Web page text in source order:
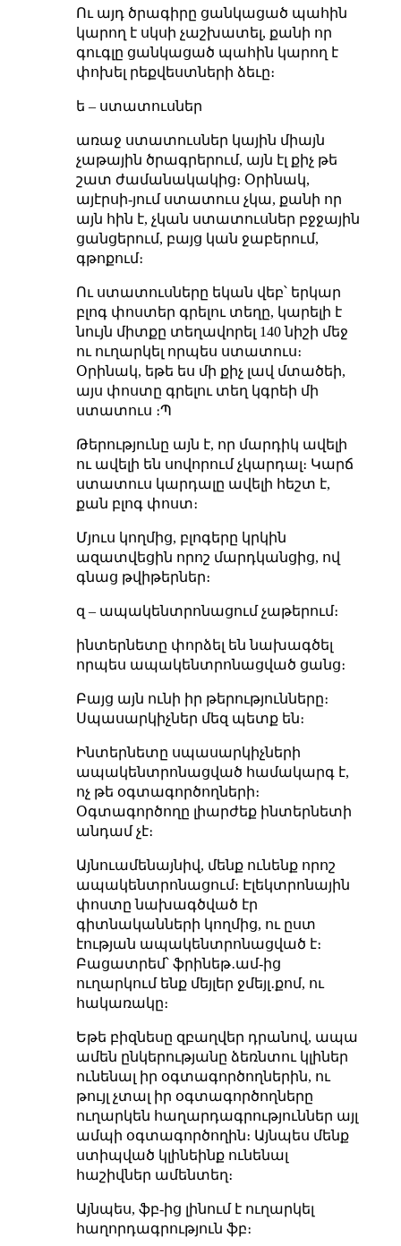
Ու այդ ծրագիրը ցանկացած պահին
կարող է սկսի չաշխատել, քանի որ
գուգլը ցանկացած պահին կարող է
փոխել րեքվեստների ձեւը։
ե – ստատուսներ
առաջ ստատուսներ կային միայն
չաթային ծրագրերում, այն էլ քիչ թե
շատ ժամանակակից։ Օրինակ,
այէրսի-յում ստատուս չկա, քանի որ
այն հին է, չկան ստատուսներ բջջային
ցանցերում, բայց կան ջաբերում,
գթոքում։
Ու ստատուսները եկան վեբ՝ երկար
բլոգ փոստեր գրելու տեղը, կարելի է
նույն միտքը տեղավորել 140 նիշի մեջ
ու ուղարկել որպես ստատուս։
Օրինակ, եթե ես մի քիչ լավ մտածեի,
այս փոստը գրելու տեղ կգրեի մի
ստատուս ։Պ
Թերությունը այն է, որ մարդիկ ավելի
ու ավելի են սովորում չկարդալ։ Կարճ
ստատուս կարդալը ավելի հեշտ է,
քան բլոգ փոստ։
Մյուս կողմից, բլոգերը կրկին
ազատվեցին որոշ մարդկանցից, ով
գնաց թվիթերներ։
զ – ապակենտրոնացում չաթերում։
ինտերնետը փորձել են նախագծել
որպես ապակենտրոնացված ցանց։
Բայց այն ունի իր թերությունները։
Սպասարկիչներ մեզ պետք են։
Ինտերնետը սպասարկիչների
ապակենտրոնացված համակարգ է,
ոչ թե օգտագործողների։
Օգտագործողը լիարժեք ինտերնետի
անդամ չէ։
Այնուամենայնիվ, մենք ունենք որոշ
ապակենտրոնացում։ Էլեկտրոնային
փոստը նախագծված էր
գիտնականների կողմից, ու ըստ
էության ապակենտրոնացված է։
Բացատրեմ՝ ֆրինեթ․ամ-ից
ուղարկում ենք մեյլեր ջմեյլ․քոմ, ու
հակառակը։
Եթե բիզնեսը զբաղվեր դրանով, ապա
ամեն ընկերությանը ձեռնտու կլիներ
ունենալ իր օգտագործողներին, ու
թույլ չտալ իր օգտագործողները
ուղարկեն հաղարդագրություններ այլ
ամպի օգտագործողին։ Այնպես մենք
ստիպված կլինեինք ունենալ
հաշիվներ ամենտեղ։
Այնպես, ֆբ-ից լինում է ուղարկել
հաղորդագրություն ֆբ։